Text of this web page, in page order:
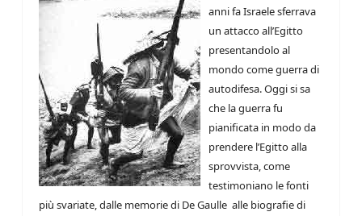
anni fa Israele sferrava
un attacco all’Egitto
presentandolo al
mondo come guerra di
autodifesa. Oggi si sa
che la guerra fu
pianificata in modo da
prendere l’Egitto alla
sprovvista, come
testimoniano le fonti
più svariate, dalle memorie di De Gaulle alle biografie di